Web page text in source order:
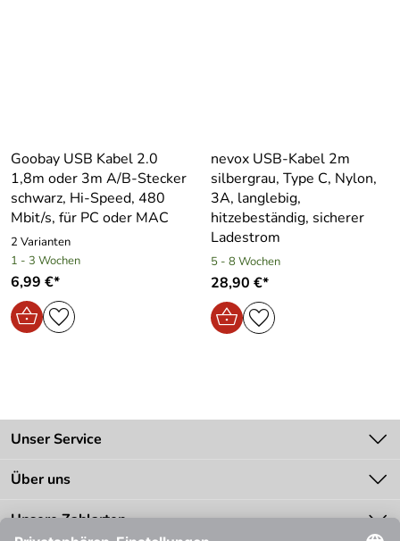
Goobay USB Kabel 2.0
1,8m oder 3m A/B-Stecker
schwarz, Hi-Speed, 480
Mbit/s, für PC oder MAC
2 Varianten
1 - 3 Wochen
6,99 €*
nevox USB-Kabel 2m
silbergrau, Type C, Nylon,
3A, langlebig,
hitzebeständig, sicherer
Ladestrom
5 - 8 Wochen
28,90 €*
Unser Service
Kontakt
Über uns
Unsere Bestseller
Unsere Zahlarten